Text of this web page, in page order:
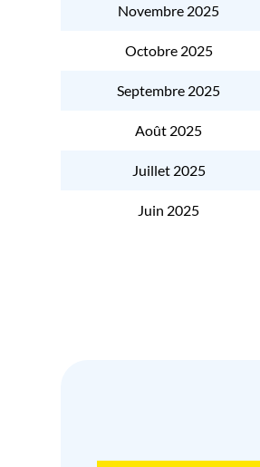
Novembre 2025
Octobre 2025
Septembre 2025
Août 2025
Juillet 2025
Juin 2025